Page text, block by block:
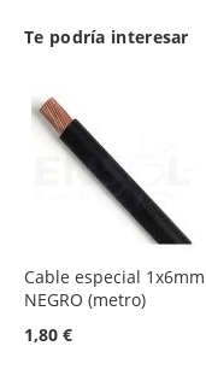
Te podría interesar
Cable especial 1x6mm
NEGRO (metro)
1,80 €